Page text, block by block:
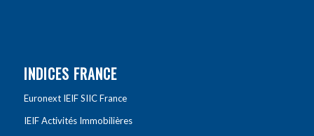
INDICES FRANCE
Euronext IEIF SIIC France
IEIF Activités Immobilières